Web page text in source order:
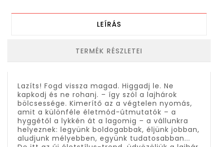
LEÍRÁS
TERMÉK RÉSZLETEI
Lazíts! Fogd vissza magad. Higgadj le. Ne
kapkodj és ne rohanj. – így szól a lajhárok
bölcsessége. Kimerítő az a végtelen nyomás,
amit a különféle életmód-útmutatók – a
hyggétől a lykkén át a lagomig – a vállunkra
helyeznek: legyünk boldogabbak, éljünk jobban,
aludjunk mélyebben, együnk tudatosabban...